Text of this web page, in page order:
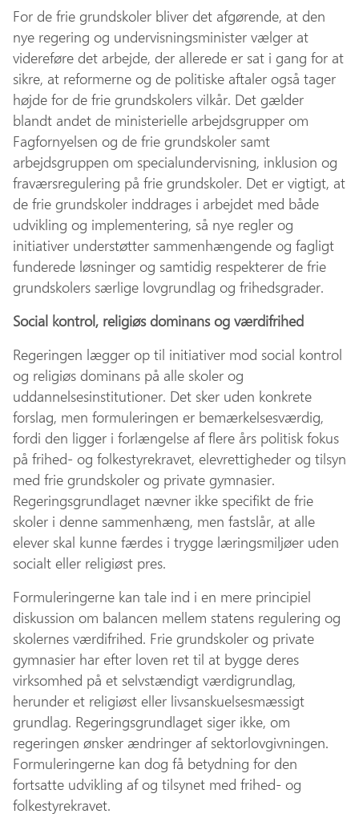
For de frie grundskoler bliver det afgørende, at den
nye regering og undervisningsminister vælger at
videreføre det arbejde, der allerede er sat i gang for at
sikre, at reformerne og de politiske aftaler også tager
højde for de frie grundskolers vilkår. Det gælder
blandt andet de ministerielle arbejdsgrupper om
Fagfornyelsen og de frie grundskoler samt
arbejdsgruppen om specialundervisning, inklusion og
fraværsregulering på frie grundskoler. Det er vigtigt, at
de frie grundskoler inddrages i arbejdet med både
udvikling og implementering, så nye regler og
initiativer understøtter sammenhængende og fagligt
funderede løsninger og samtidig respekterer de frie
grundskolers særlige lovgrundlag og frihedsgrader.
Social kontrol, religiøs dominans og værdifrihed
Regeringen lægger op til initiativer mod social kontrol
og religiøs dominans på alle skoler og
uddannelsesinstitutioner. Det sker uden konkrete
forslag, men formuleringen er bemærkelsesværdig,
fordi den ligger i forlængelse af flere års politisk fokus
på frihed- og folkestyrekravet, elevrettigheder og tilsyn
med frie grundskoler og private gymnasier.
Regeringsgrundlaget nævner ikke specifikt de frie
skoler i denne sammenhæng, men fastslår, at alle
elever skal kunne færdes i trygge læringsmiljøer uden
socialt eller religiøst pres.
Formuleringerne kan tale ind i en mere principiel
diskussion om balancen mellem statens regulering og
skolernes værdifrihed. Frie grundskoler og private
gymnasier har efter loven ret til at bygge deres
virksomhed på et selvstændigt værdigrundlag,
herunder et religiøst eller livsanskuelsesmæssigt
grundlag. Regeringsgrundlaget siger ikke, om
regeringen ønsker ændringer af sektorlovgivningen.
Formuleringerne kan dog få betydning for den
fortsatte udvikling af og tilsynet med frihed- og
folkestyrekravet.